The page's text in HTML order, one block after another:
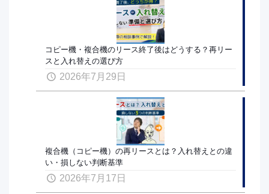
コピー機・複合機のリース終了後はどうする？再リー
スと入れ替えの選び方
2026年7月29日
複合機（コピー機）の再リースとは？入れ替えとの違
い・損しない判断基準
2026年7月17日